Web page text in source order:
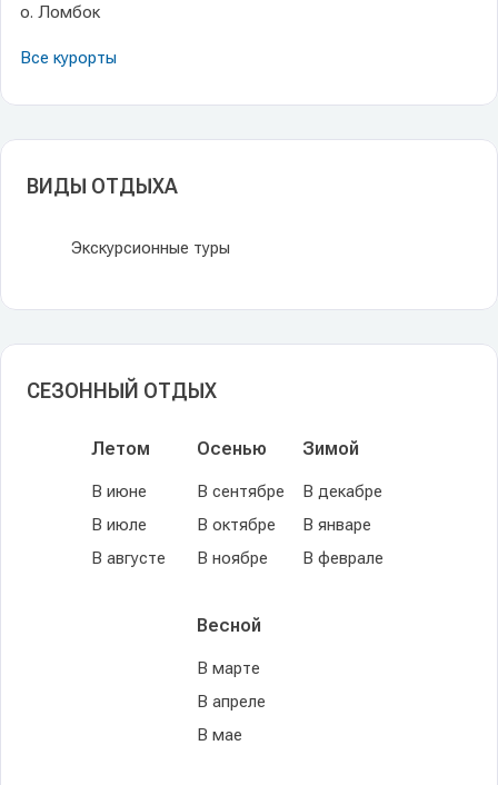
о. Ломбок
Все курорты
ВИДЫ ОТДЫХА
Экскурсионные туры
СЕЗОННЫЙ ОТДЫХ
Летом
В июне
В июле
В августе
Осенью
В сентябре
В октябре
В ноябре
Зимой
В декабре
В январе
В феврале
Весной
В марте
В апреле
В мае